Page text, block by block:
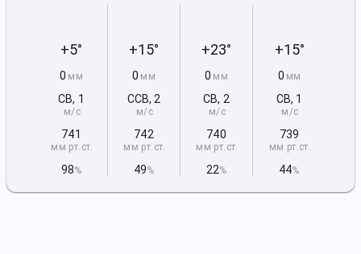
+5°
0 мм
СВ, 1
м/с
741
мм рт.ст.
98%
+15°
0 мм
ССВ, 2
м/с
742
мм рт.ст.
49%
+23°
0 мм
СВ, 2
м/с
740
мм рт.ст.
22%
+15°
0 мм
СВ, 1
м/с
739
мм рт.ст.
44%